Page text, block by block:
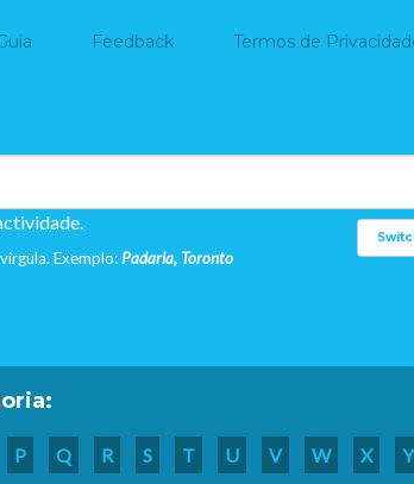
Feedback Termos de
Exemplo: Padaria, Toronto
P Q R S T U V W X Y